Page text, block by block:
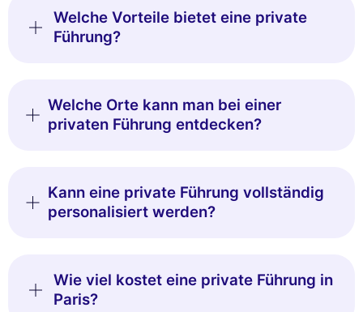
Welche Vorteile bietet eine private
Führung?
Welche Orte kann man bei einer
privaten Führung entdecken?
Kann eine private Führung vollständig
personalisiert werden?
Wie viel kostet eine private Führung in
Paris?